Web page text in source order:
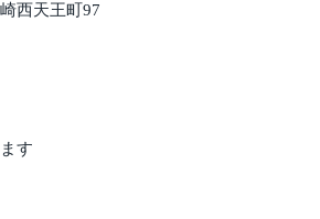
西天王町97
す